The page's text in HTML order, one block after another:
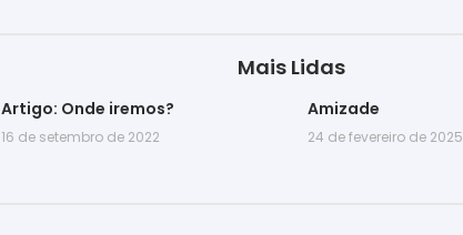
Mais Lidas
Artigo: Onde iremos?
16 de setembro de 2022
Amizade
24 de fevereiro de 2025